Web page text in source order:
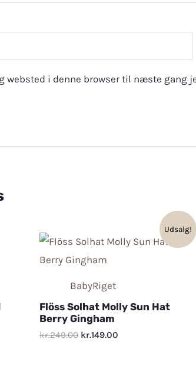
websted i denne browser til næste gang
Udsalg!
BabyRiget
Flöss Solhat Molly Sun Hat
Berry Gingham
kr.249.00 kr.149.00